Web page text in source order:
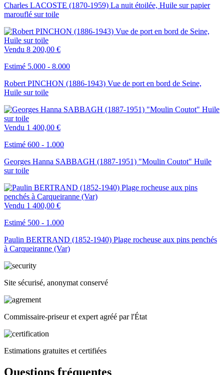
Charles LACOSTE (1870-1959) La nuit étoilée, Huile sur papier
marouflé sur toile
Vendu 8 200,00 €
Estimé 5.000 - 8.000
Robert PINCHON (1886-1943) Vue de port en bord de Seine,
Huile sur toile
Vendu 1 400,00 €
Estimé 600 - 1.000
Georges Hanna SABBAGH (1887-1951) "Moulin Coutot" Huile
sur toile
Vendu 1 400,00 €
Estimé 500 - 1.000
Paulin BERTRAND (1852-1940) Plage rocheuse aux pins penchés
à Carqueiranne (Var)
Site sécurisé, anonymat conservé
Commissaire-priseur et expert agréé par l'État
Estimations gratuites et certifiées
Questions fréquentes